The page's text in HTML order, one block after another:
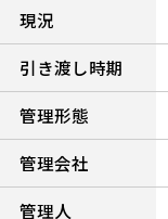
現況
引き渡し時期
管理形態
管理会社
管理人